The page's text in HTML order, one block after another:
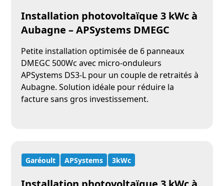
Installation photovoltaïque 3 kWc à
Aubagne – APSystems DMEGC
Petite installation optimisée de 6 panneaux
DMEGC 500Wc avec micro-onduleurs
APSystems DS3-L pour un couple de retraités à
Aubagne. Solution idéale pour réduire la
facture sans gros investissement.
Garéoult APSystems 3kWc